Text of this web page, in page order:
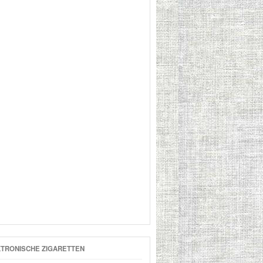
ZIGARETTEN